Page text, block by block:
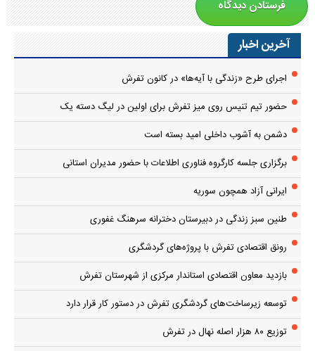
آخرین اخبار
اجرای طرح «زندگی با آیه‌ها» در کانون تفرش
حضور تیم تنیس روی میز تفرش برای اولین در لیگ دسته یک
دشمن به آشوب داخلی امید بسته است
برگزاری جلسه کارگروه فناوری اطلاعات با حضور مدیران استانی
ایرانی آزاد همچون سوریه
طنین سبز زندگی در دبیرستان دخترانه سرهنگ غفوری
رونق اقتصادی تفرش با پروژه‌های گردشگری
بازدید معاون اقتصادی استاندار مرکزی از شهرستان تفرش
توسعه زیرساخت‌های گردشگری تفرش در دستور کار قرار دارد
توزیع ۸۰ هزار اصله نهال در تفرش